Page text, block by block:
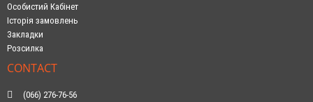
Особистий Кабінет
Історія замовлень
Закладки
Розсилка
CONTACT
(066) 276-76-56